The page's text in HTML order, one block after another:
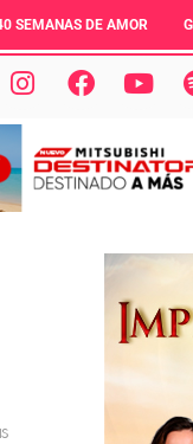
SEMANAS DE AMOR